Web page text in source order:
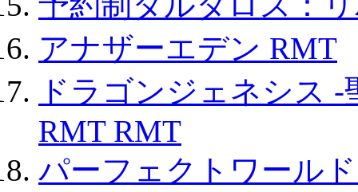
アナザーエデン RMT
ドラゴンジェネシス
RMT RMT
パーフェクトワール